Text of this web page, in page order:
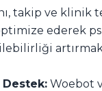
takip ve klinik
ederek
Woebot